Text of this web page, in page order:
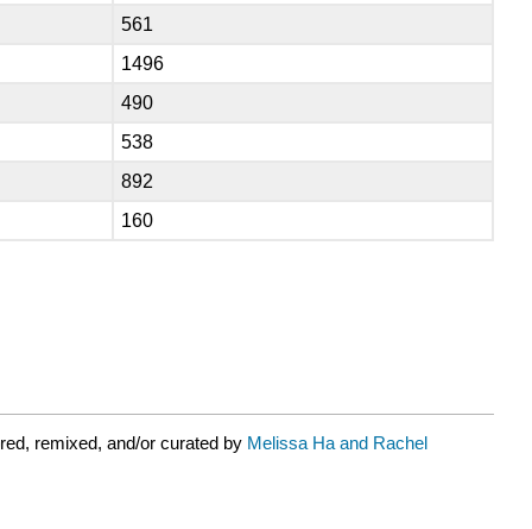
561
1496
490
538
892
160
remixed, and/or curated by Melissa Ha and Rachel